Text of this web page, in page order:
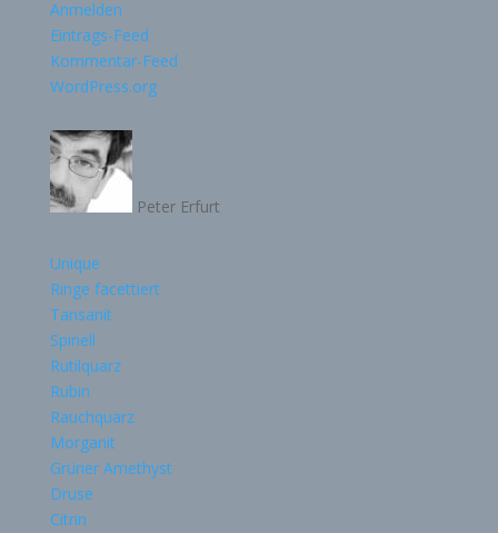
Anmelden
Eintrags-Feed
Kommentar-Feed
WordPress.org
Peter Erfurt
Unique
Ringe facettiert
Tansanit
Spinell
Rutilquarz
Rubin
Rauchquarz
Morganit
Grüner Amethyst
Druse
Citrin